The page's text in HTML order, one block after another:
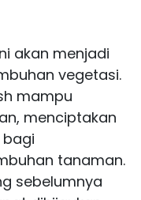
akan menjadi
vegetasi.
mampu
menciptakan
tanaman.
sebelumnya